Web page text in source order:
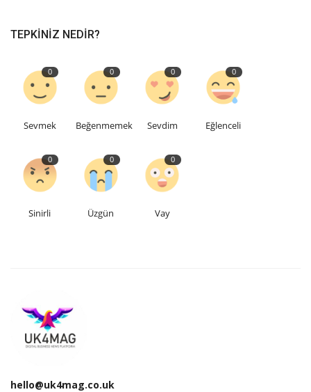
English Turkish
TEPKINIZ NEDIR?
0
Sevmek
0
Beğenmemek
0
Sevdim
0
Eğlenceli
0
Sinirli
0
Üzgün
0
Vay
hello@uk4mag.co.uk